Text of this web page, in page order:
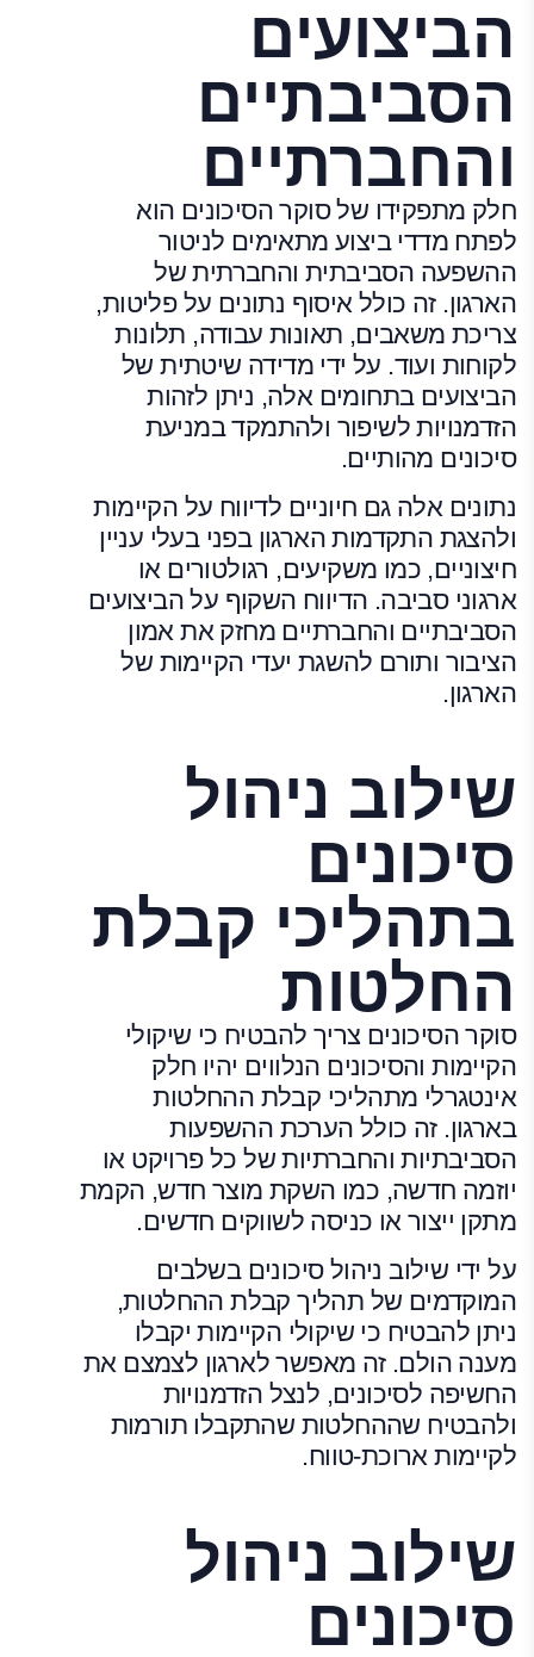
הביצועים
הסביבתיים
והחברתיים
חלק מתפקידו של סוקר הסיכונים הוא
לפתח מדדי ביצוע מתאימים לניטור
ההשפעה הסביבתית והחברתית של
הארגון. זה כולל איסוף נתונים על פליטות,
צריכת משאבים, תאונות עבודה, תלונות
לקוחות ועוד. על ידי מדידה שיטתית של
הביצועים בתחומים אלה, ניתן לזהות
הזדמנויות לשיפור ולהתמקד במניעת
סיכונים מהותיים.
נתונים אלה גם חיוניים לדיווח על הקיימות
ולהצגת התקדמות הארגון בפני בעלי עניין
חיצוניים, כמו משקיעים, רגולטורים או
ארגוני סביבה. הדיווח השקוף על הביצועים
הסביבתיים והחברתיים מחזק את אמון
הציבור ותורם להשגת יעדי הקיימות של
הארגון.
שילוב ניהול
סיכונים
בתהליכי קבלת
החלטות
סוקר הסיכונים צריך להבטיח כי שיקולי
הקיימות והסיכונים הנלווים יהיו חלק
אינטגרלי מתהליכי קבלת ההחלטות
בארגון. זה כולל הערכת ההשפעות
הסביבתיות והחברתיות של כל פרויקט או
יוזמה חדשה, כמו השקת מוצר חדש, הקמת
מתקן ייצור או כניסה לשווקים חדשים.
על ידי שילוב ניהול סיכונים בשלבים
המוקדמים של תהליך קבלת ההחלטות,
ניתן להבטיח כי שיקולי הקיימות יקבלו
מענה הולם. זה מאפשר לארגון לצמצם את
החשיפה לסיכונים, לנצל הזדמנויות
ולהבטיח שההחלטות שהתקבלו תורמות
לקיימות ארוכת-טווח.
שילוב ניהול
סיכונים